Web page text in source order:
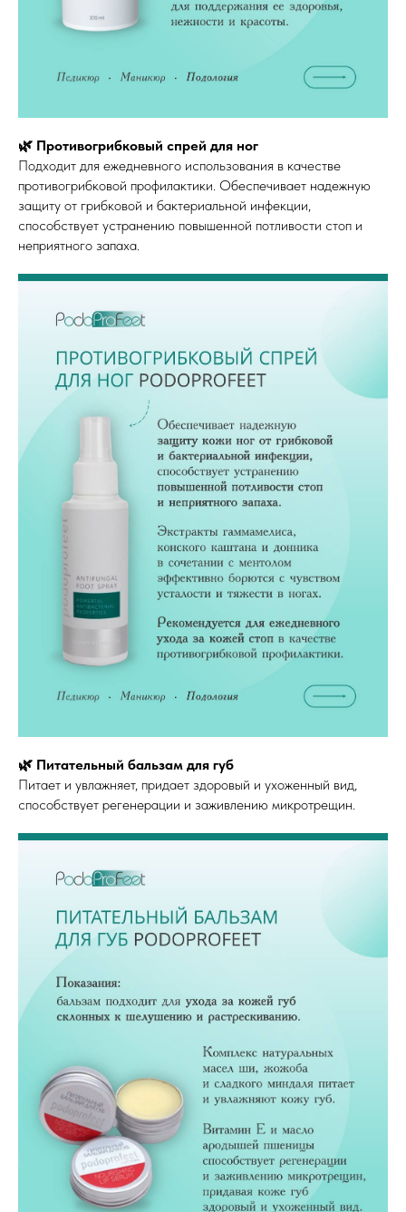
🌿 Противогрибковый спрей для ног
Подходит для ежедневного использования в качестве
противогрибковой профилактики. Обеспечивает надежную
защиту от грибковой и бактериальной инфекции,
способствует устранению повышенной потливости стоп и
неприятного запаха.
🌿 Питательный бальзам для губ
Питает и увлажняет, придает здоровый и ухоженный вид,
способствует регенерации и заживлению микротрещин.